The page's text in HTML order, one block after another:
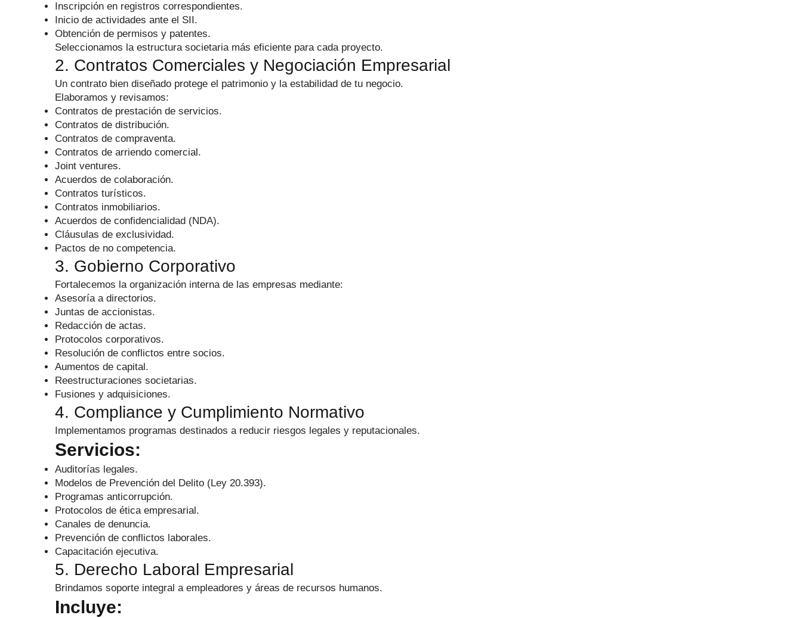
Inscripción en registros correspondientes.
Inicio de actividades ante el SII.
Obtención de permisos y patentes.
Seleccionamos la estructura societaria más eficiente para cada proyecto.
2. Contratos Comerciales y Negociación Empresarial
Un contrato bien diseñado protege el patrimonio y la estabilidad de tu negocio.
Elaboramos y revisamos:
Contratos de prestación de servicios.
Contratos de distribución.
Contratos de compraventa.
Contratos de arriendo comercial.
Joint ventures.
Acuerdos de colaboración.
Contratos turísticos.
Contratos inmobiliarios.
Acuerdos de confidencialidad (NDA).
Cláusulas de exclusividad.
Pactos de no competencia.
3. Gobierno Corporativo
Fortalecemos la organización interna de las empresas mediante:
Asesoría a directorios.
Juntas de accionistas.
Redacción de actas.
Protocolos corporativos.
Resolución de conflictos entre socios.
Aumentos de capital.
Reestructuraciones societarias.
Fusiones y adquisiciones.
4. Compliance y Cumplimiento Normativo
Implementamos programas destinados a reducir riesgos legales y reputacionales.
Servicios:
Auditorías legales.
Modelos de Prevención del Delito (Ley 20.393).
Programas anticorrupción.
Protocolos de ética empresarial.
Canales de denuncia.
Prevención de conflictos laborales.
Capacitación ejecutiva.
5. Derecho Laboral Empresarial
Brindamos soporte integral a empleadores y áreas de recursos humanos.
Incluye: